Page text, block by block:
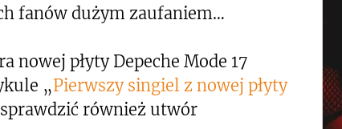
fanów dużym zaufaniem…
nowej płyty Depeche Mode 17
„Pierwszy singiel z nowej płyty
również utwór